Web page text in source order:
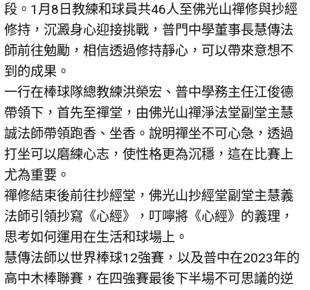
段。1月8日教練和球員共46人至佛光山禪修與抄經
修持，沉澱身心迎接挑戰，普門中學董事長慧傳法
師前往勉勵，相信透過修持靜心，可以帶來意想不
到的成果。
一行在棒球隊總教練洪榮宏、普中學務主任江俊德
帶領下，首先至禪堂，由佛光山禪淨法堂副堂主慧
誠法師帶領跑香、坐香。說明禪坐不可心急，透過
打坐可以磨練心志，使性格更為沉穩，這在比賽上
尤為重要。
禪修結束後前往抄經堂，佛光山抄經堂副堂主慧義
法師引領抄寫《心經》，叮嚀將《心經》的義理，
思考如何運用在生活和球場上。
慧傳法師以世界棒球12強賽，以及普中在2023年的
高中木棒聯賽，在四強賽最後下半場不可思議的逆